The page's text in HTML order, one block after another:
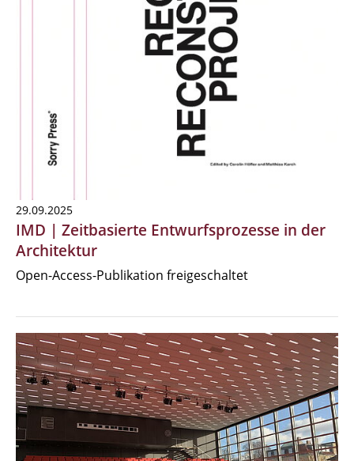
29.09.2025
IMD | Zeitbasierte Entwurfsprozesse in der
Architektur
Open-Access-Publikation freigeschaltet